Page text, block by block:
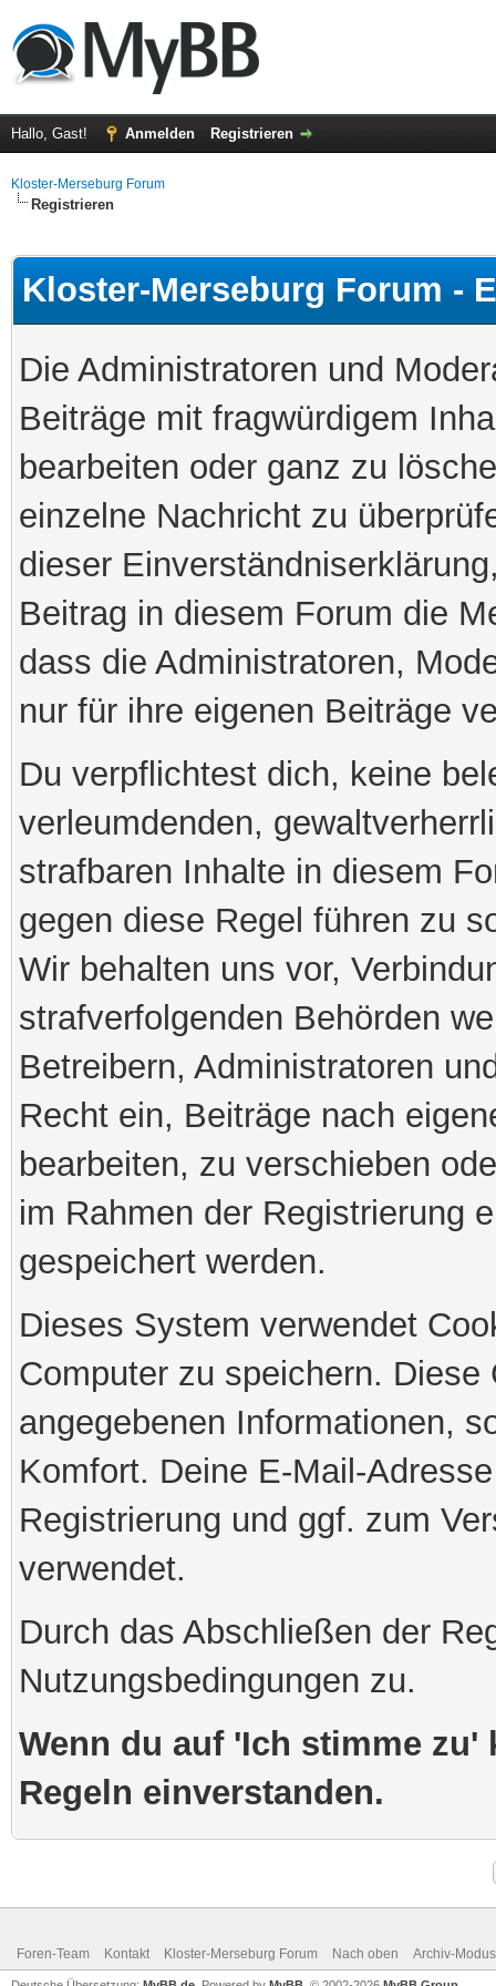
Hallo, Gast! Anmelden Registrieren
Kloster-Merseburg Forum
Registrieren
Kloster-Merseburg Forum -
Die Administratoren und
Beiträge mit fragwürdigem
bearbeiten oder ganz zu
einzelne Nachricht zu
dieser
Beitrag in diesem Forum die
dass die Administratoren,
nur für ihre eigenen Beiträge
Du verpflichtest dich, keine
verleumdenden,
strafbaren Inhalte in diesem
gegen diese Regel führen zu
Wir behalten uns vor,
strafverfolgenden Behörden
Betreibern, Administratoren
Recht ein, Beiträge nach
bearbeiten, zu verschieben
im Rahmen der Registrierung
gespeichert werden.
Dieses System verwendet
Computer zu speichern.
angegebenen Informationen,
Komfort. Deine E-Mail-
Registrierung und ggf. zum
verwendet.
Durch das Abschließen der
Nutzungsbedingungen zu.
Wenn du auf 'Ich stimme
Regeln einverstanden.
Foren-Team Kontakt Kloster-Merseburg Forum Nach oben Archiv-Modus